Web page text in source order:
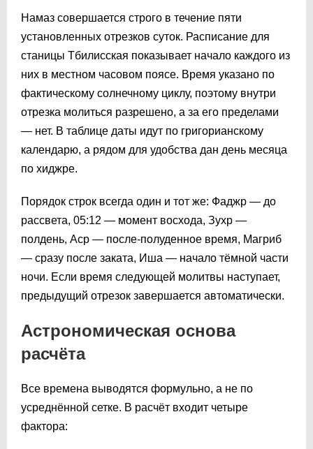
Намаз совершается строго в течение пяти
установленных отрезков суток. Расписание для
станицы Тбилисская показывает начало каждого из
них в местном часовом поясе. Время указано по
фактическому солнечному циклу, поэтому внутри
отрезка молиться разрешено, а за его пределами
— нет. В таблице даты идут по григорианскому
календарю, а рядом для удобства дан день месяца
по хиджре.
Порядок строк всегда один и тот же: Фаджр — до
рассвета, 05:12 — момент восхода, Зухр —
полдень, Аср — после-полуденное время, Магриб
— сразу после заката, Иша — начало тёмной части
ночи. Если время следующей молитвы наступает,
предыдущий отрезок завершается автоматически.
Астрономическая основа
расчёта
Все времена выводятся формульно, а не по
усреднённой сетке. В расчёт входит четыре
фактора: